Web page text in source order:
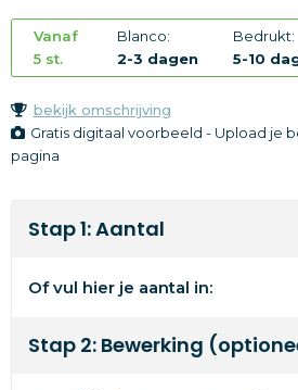
Merken
Vanaf
5 st.
Blanco:
2-3 dagen
Bedrukt:
5-10
bekijk omschrijving
Gratis digitaal voorbeeld - Upload je
pagina
Stap 1: Aantal
Of vul hier je aantal in:
Stap 2: Bewerking